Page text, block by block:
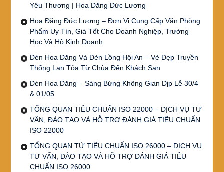
Yêu Thương | Hoa Đăng Đức Lương
Hoa Đăng Đức Lương – Đơn Vị Cung Cấp Văn Phòng
Phẩm Uy Tín, Giá Tốt Cho Doanh Nghiệp, Trường
Học Và Hộ Kinh Doanh
Đèn Hoa Đăng Và Đèn Lồng Hội An – Vẻ Đẹp Truyền
Thống Lan Tỏa Từ Chùa Đến Khách Sạn
Đèn Hoa Đăng – Sáng Bừng Không Gian Dịp Lễ 30/4
& 01/05
TỔNG QUAN TIÊU CHUẨN ISO 22000 – DỊCH VỤ TƯ
VẤN, ĐÀO TẠO VÀ HỖ TRỢ ĐÁNH GIÁ TIÊU CHUẨN
ISO 22000
TỔNG QUAN TỪ TIÊU CHUẨN ISO 26000 – DỊCH VỤ
TƯ VẤN, ĐÀO TẠO VÀ HỖ TRỢ ĐÁNH GIÁ TIÊU
CHUẨN ISO 26000